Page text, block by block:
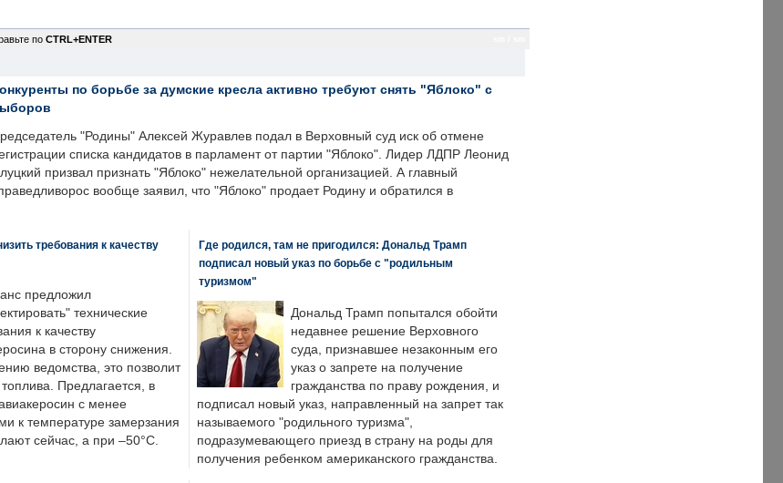
по CTRL+ENTER
по борьбе за думские кресла активно требуют снять "Яблоко" с
"Родины" Алексей Журавлев подал в Верховный суд иск об отмене
списка кандидатов в парламент от партии "Яблоко". Лидер ЛДПР Леонид
призвал признать "Яблоко" нежелательной организацией. А главный
вообще заявил, что "Яблоко" продает Родину и обратился в
требования к качеству
предложил
технические
к качеству
в сторону снижения.
ведомства, это позволит
Предлагается, в
с менее
к температуре замерзания
сейчас, а при –50°C.
Где родился, там не пригодился: Дональд Трамп
подписал новый указ по борьбе с "родильным
туризмом"
Дональд Трамп попытался обойти
недавнее решение Верховного
суда, признавшее незаконным его
указ о запрете на получение
гражданства по праву рождения, и
подписал новый указ, направленный на запрет так
называемого "родильного туризма",
подразумевающего приезд в страну на роды для
получения ребенком американского гражданства.